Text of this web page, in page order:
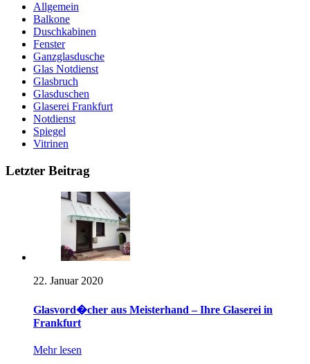
Allgemein
Balkone
Duschkabinen
Fenster
Ganzglasdusche
Glas Notdienst
Glasbruch
Glasduschen
Glaserei Frankfurt
Notdienst
Spiegel
Vitrinen
Letzter Beitrag
22. Januar 2020
Glasvord�cher aus Meisterhand – Ihre Glaserei in
Frankfurt
Mehr lesen